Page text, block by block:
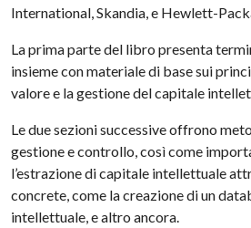
International, Skandia, e Hewlett-
La prima parte del libro presenta
insieme con materiale di base sui
valore e la gestione del capitale
Le due sezioni successive offrono
gestione e controllo, così come
l’estrazione di capitale intellettuale
concrete, come la creazione di un
intellettuale, e altro ancora.